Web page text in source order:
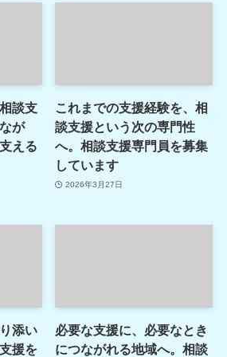
談支
が
える
これまでの支援経験を、相
談支援という次の専門性
へ。相談支援専門員を募集
しています
2026年3月27日
添い
援を
必要な支援に、必要なとき
につながれる地域へ。相談